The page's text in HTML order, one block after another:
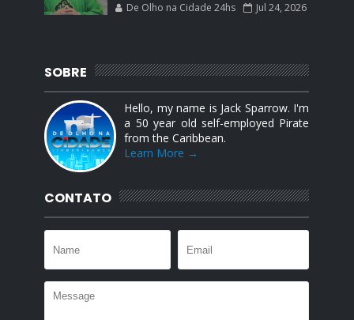
De Olho na Cidade 24hs Jul 24, 2026
SOBRE
Hello, my name is Jack Sparrow. I'm
a 50 year old self-employed Pirate
from the Caribbean.
Learn More →
CONTATO